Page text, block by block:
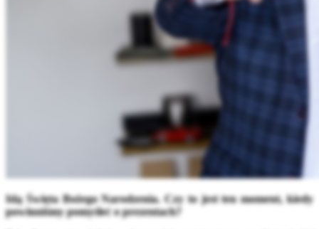
Idą Święta Bożego Narodzenia.Czy to jest ten moment, kiedy
powinniśmy pomyśleć o prezentach?